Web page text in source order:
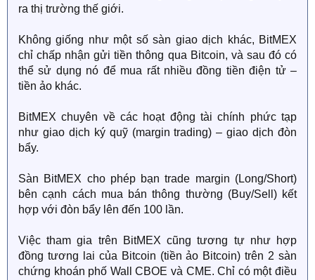
ra thị trường thế giới.
Không giống như một số sàn giao dịch khác, BitMEX
chỉ chấp nhận gửi tiền thông qua Bitcoin, và sau đó có
thể sử dụng nó để mua rất nhiều đồng tiền điện tử –
tiền ảo khác.
BitMEX chuyên về các hoạt động tài chính phức tạp
như giao dịch ký quỹ (margin trading) – giao dịch đòn
bẩy.
Sàn BitMEX cho phép bạn trade margin (Long/Short)
bên cạnh cách mua bán thông thường (Buy/Sell) kết
hợp với đòn bẩy lên đến 100 lần.
Việc tham gia trên BitMEX cũng tương tự như hợp
đồng tương lai của Bitcoin (tiền ảo Bitcoin) trên 2 sàn
chứng khoán phố Wall CBOE và CME. Chỉ có một điều